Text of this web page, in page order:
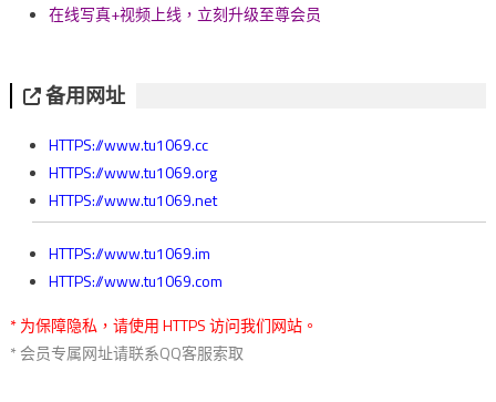
在线写真+视频上线，立刻升级至尊会员
备用网址
HTTPS://www.tu1069.cc
HTTPS://www.tu1069.org
HTTPS://www.tu1069.net
HTTPS://www.tu1069.im
HTTPS://www.tu1069.com
* 为保障隐私，请使用 HTTPS 访问我们网站。
* 会员专属网址请联系QQ客服索取